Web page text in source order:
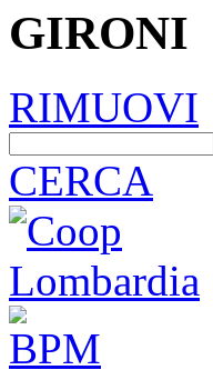
GIRONI
RIMUOVI
CERCA